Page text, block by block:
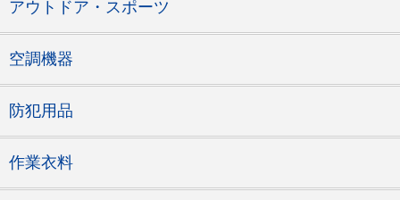
アウトドア・スポーツ
空調機器
防犯用品
作業衣料